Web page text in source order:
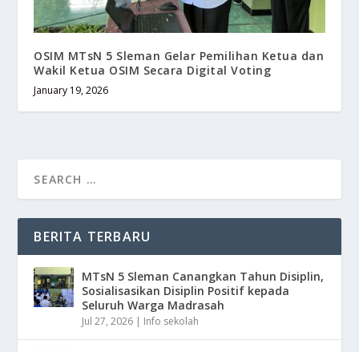
OSIM MTsN 5 Sleman Gelar Pemilihan Ketua dan
Wakil Ketua OSIM Secara Digital Voting
January 19, 2026
BERITA TERBARU
MTsN 5 Sleman Canangkan Tahun Disiplin,
Sosialisasikan Disiplin Positif kepada
Seluruh Warga Madrasah
Jul 27, 2026 | Info sekolah